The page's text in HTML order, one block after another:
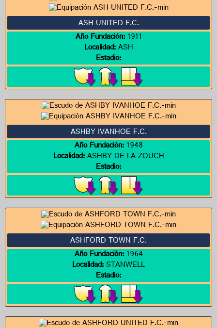
ASH UNITED F.C.
Año Fundación:1911
Localidad:ASH
Estadio:
ASHBY IVANHOE F.C.
Año Fundación:1948
Localidad:ASHBY DE LA ZOUCH
Estadio:
ASHFORD TOWN F.C.
Año Fundación:1964
Localidad:STANWELL
Estadio: